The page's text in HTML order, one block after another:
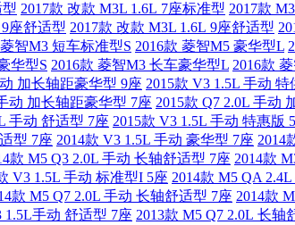
2017款 改款 M3L 1.6L 7座标准型 2017款
座舒适型 2017款 改款 M3L 1.6L 9座舒适型
智M3 短车标准型S 2016款 菱智M5 豪华型L
华型S 2016款 菱智M3 长车豪华型L 2016款
加长轴距豪华型 9座 2015款 V3 1.5L 手动 特
动 加长轴距豪华型 7座 2015款 Q7 2.0L 手动
手动 舒适型 7座 2015款 V3 1.5L 手动 特惠版
型 7座 2014款 V3 1.5L 手动 豪华型 7座 2014
款 M5 Q3 2.0L 手动 长轴舒适型 7座 2014款
V3 1.5L 手动 标准型I 5座 2014款 M5 QA
款 M5 Q7 2.0L 手动 长轴舒适型 7座 2014款
1.5L手动 舒适型 7座 2013款 M5 Q7 2.0L 长轴